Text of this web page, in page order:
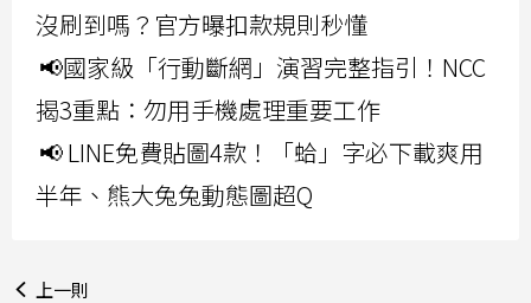
沒刷到嗎？官方曝扣款規則秒懂
📢國家級「行動斷網」演習完整指引！NCC
揭3重點：勿用手機處理重要工作
📢 LINE免費貼圖4款！「蛤」字必下載爽用
半年、熊大兔兔動態圖超Q
上一則